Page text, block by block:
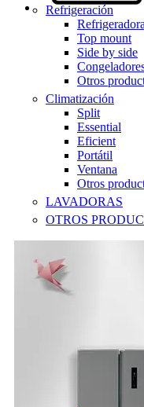
Refrigeración
Top mount
Side by side
Otros
Climatización
Split
Essential
Eficient
Portátil
Ventana
Otros
LAVADORAS
OTROS